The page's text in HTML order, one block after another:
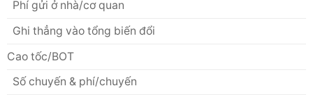
Phí gửi ở nhà/cơ quan
Ghi thẳng vào tổng biến đổi
Cao tốc/BOT
Số chuyến & phí/chuyến